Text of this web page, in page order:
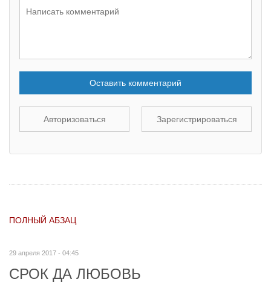
Оставить комментарий
Авторизоваться Зарегистрироваться
ПОЛНЫЙ АБЗАЦ
29 апреля 2017 - 04:45
СРОК ДА ЛЮБОВЬ